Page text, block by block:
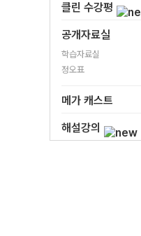
클린 수강평
공개자료실
학습자료실
정오표
메가 캐스트
해설강의